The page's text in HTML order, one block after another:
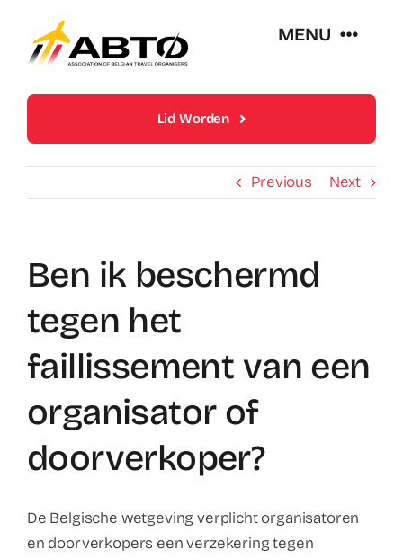
content
MENU
Over Abto
Op Reis Zonder Zorgen
Trends En Evoluties Van De Reissector
Nieuws
Contact
Faq
ABC Van De Toeristische Terminologie
Lid Worden
Previous Next
Ben ik beschermd
tegen het
faillissement van een
organisator of
doorverkoper?
De Belgische wetgeving verplicht organisatoren
en doorverkopers een verzekering tegen